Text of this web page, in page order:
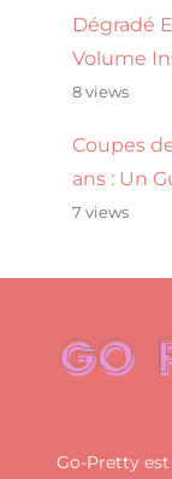
Dégradé
Volume
8 views
Coupes
ans : Un
7 views
Go-Pretty